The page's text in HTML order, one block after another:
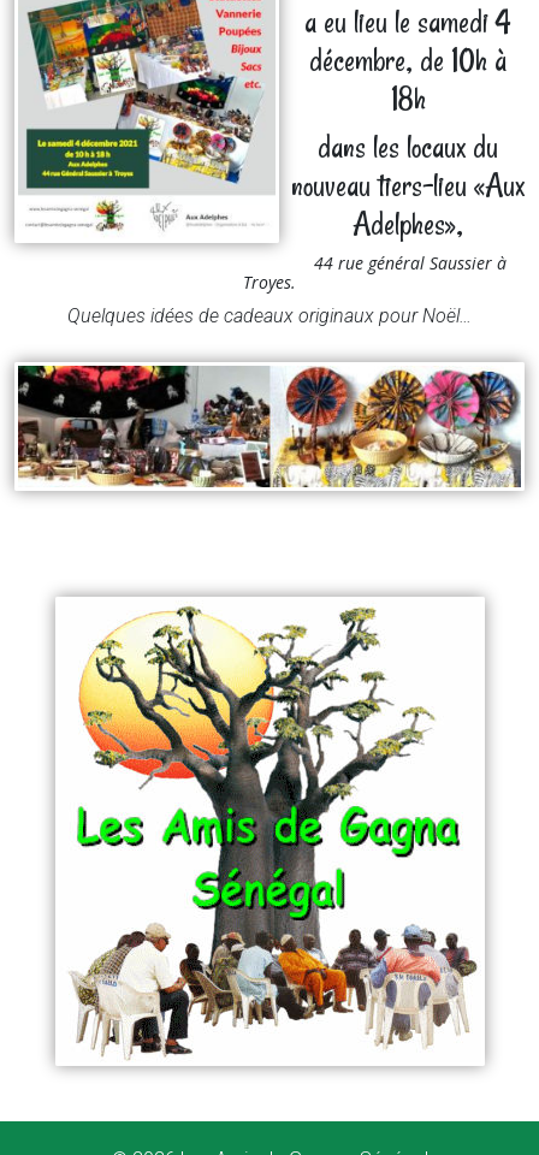
a eu lieu le samedi 4
décembre, de 10h à
18h
dans les locaux du
nouveau tiers-lieu «Aux
Adelphes»,
44 rue général Saussier à
Troyes.
Quelques idées de cadeaux originaux pour Noël…